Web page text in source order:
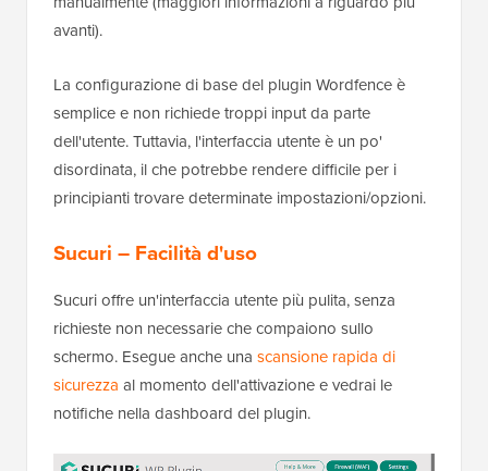
avanti).
La configurazione di base del plugin Wordfence è
semplice e non richiede troppi input da parte
dell'utente. Tuttavia, l'interfaccia utente è un po'
disordinata, il che potrebbe rendere difficile per i
principianti trovare determinate impostazioni/opzioni.
Sucuri – Facilità d'uso
Sucuri offre un'interfaccia utente più pulita, senza
richieste non necessarie che compaiono sullo
schermo. Esegue anche una scansione rapida di
sicurezza al momento dell'attivazione e vedrai le
notifiche nella dashboard del plugin.